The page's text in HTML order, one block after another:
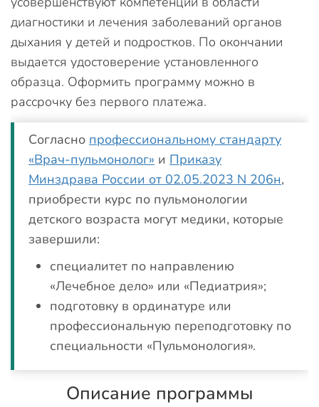
диагностики и лечения заболеваний органов
дыхания у детей и подростков. По окончании
выдается удостоверение установленного
образца. Оформить программу можно в
рассрочку без первого платежа.
Согласно профессиональному стандарту
«Врач-пульмонолог» и Приказу
Минздрава России от 02.05.2023 N 206н,
приобрести курс по пульмонологии
детского возраста могут медики, которые
завершили:
специалитет по направлению
«Лечебное дело» или «Педиатрия»;
подготовку в ординатуре или
профессиональную переподготовку по
специальности «Пульмонология».
Описание программы